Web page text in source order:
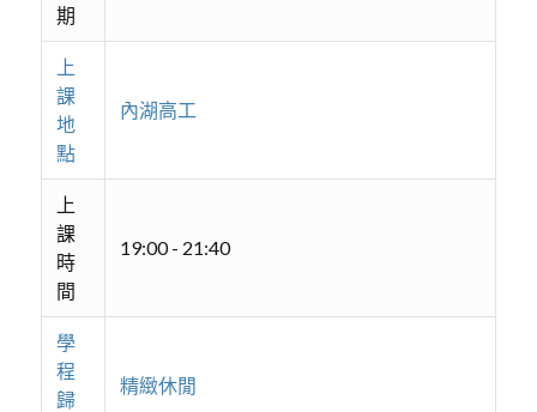
期
上
課
地
點
內湖高工
上
課
時
間
19:00 - 21:40
學
程
歸
精緻休閒